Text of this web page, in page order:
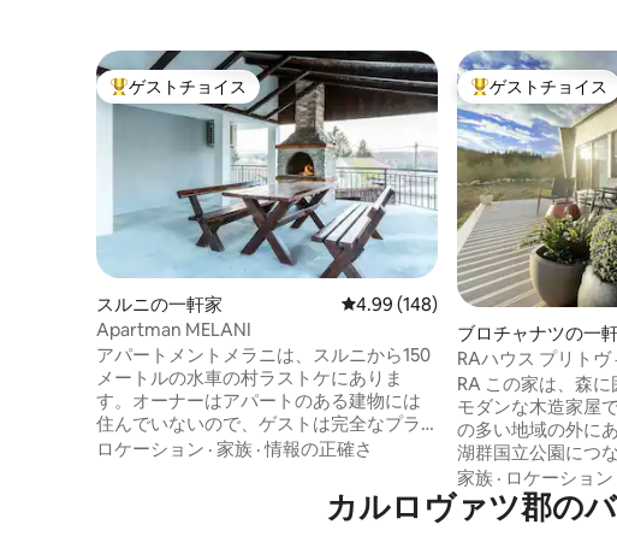
大好評のゲストチョイスです。
ゲストチョイス
スルニの一軒家 レビュー148件、5つ星中4.99つ
4.99 (148)
Apartman MELANI
アパートメントメラニは、スルニから150
メートルの水車の村ラストケにありま
す。オーナーはアパートのある建物には
住んでいないので、ゲストは完全なプラ
イバシーを持っています。アパートメン
ングルーム、すべての家電が備わったモ
ダンなキッチン、ダイニングルームで構
ロケーション · 家族 ·情報の正確さ
大好評のゲストチ
ゲストチョイス
ブロチャナツの一
RAハウス プリト
RA この家は、森
モダンな木造家屋
の多い地域の外に
湖群国立公園につ
キロメートルの距
は2022年の夏/秋に
HOUSEの周辺に
家族 · ロケーション
カルロヴァツ郡の